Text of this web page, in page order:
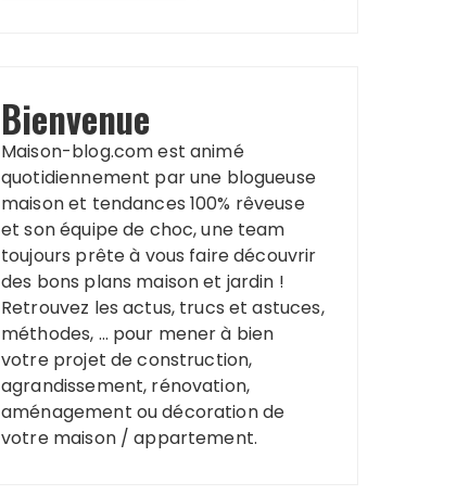
Bienvenue
Maison-blog.com est animé
quotidiennement par une blogueuse
maison et tendances 100% rêveuse
et son équipe de choc, une team
toujours prête à vous faire découvrir
des bons plans maison et jardin !
Retrouvez les actus, trucs et astuces,
méthodes, … pour mener à bien
votre projet de construction,
agrandissement, rénovation,
aménagement ou décoration de
votre maison / appartement.